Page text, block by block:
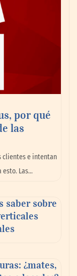
junto a
por qué
las
clientes e intentan
esto. Las…
saber sobre
¿mates,